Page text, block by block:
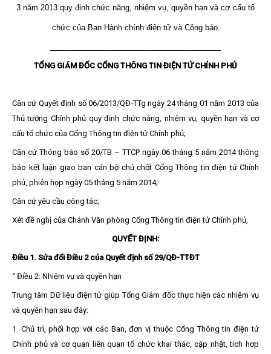
3 năm 2013 quy định chức năng, nhiệm vụ, quyền hạn và cơ cấu tổ
chức của Ban Hành chính điện tử và Công báo.
TỔNG GIÁM ĐỐC CỔNG THÔNG TIN ĐIỆN TỬ CHÍNH PHỦ
Căn cứ Quyết định số 06/2013/QĐ-TTg ngày 24 tháng 01 năm 2013 của
Thủ tướng Chính phủ quy định chức năng, nhiệm vụ, quyền hạn và cơ
cấu tổ chức của Cổng Thông tin điện tử Chính phủ;
Căn cứ Thông báo số 20/TB – TTCP ngày 06 tháng 5 năm 2014 thông
báo kết luận giao ban cán bộ chủ chốt Cổng Thông tin điện tử Chính
phủ, phiên họp ngày 05 tháng 5 năm 2014;
Căn cứ yêu cầu công tác;
Xét đề nghị của Chánh Văn phòng Cổng Thông tin điện tử Chính phủ,
QUYẾT ĐỊNH:
Điều 1. Sửa đổi Điều 2 của Quyết định số 29/QĐ-TTĐT
“ Điều 2: Nhiệm vụ và quyền hạn
Trung tâm Dữ liệu điện tử giúp Tổng Giám đốc thực hiện các nhiệm vụ
và quyền hạn sau đây:
1. Chủ trì, phối hợp với các Ban, đơn vị thuộc Cổng Thông tin điện tử
Chính phủ và cơ quan liên quan tổ chức khai thác, cập nhật, tích hợp